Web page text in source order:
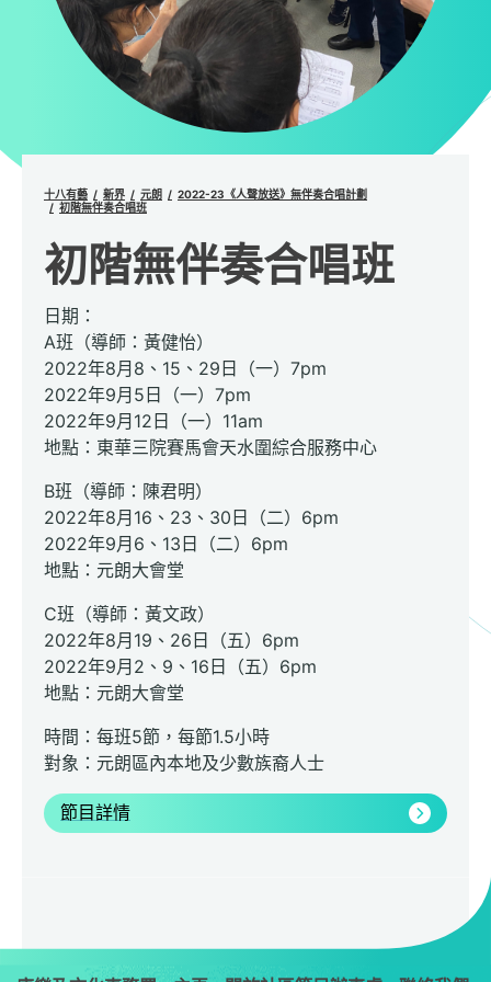
十八有藝 新界 元朗
2022-23《人聲放送》無伴奏合唱計劃
初階無伴奏合唱班
初階無伴奏合唱班
日期：
A班（導師：黃健怡）
2022年8月8、15、29日（一）7pm
2022年9月5日（一）7pm
2022年9月12日（一）11am
地點：東華三院賽馬會天水圍綜合服務中心
B班（導師：陳君明）
2022年8月16、23、30日（二）6pm
2022年9月6、13日（二）6pm
地點：元朗大會堂
C班（導師：黃文政）
2022年8月19、26日（五）6pm
2022年9月2、9、16日（五）6pm
地點：元朗大會堂
時間：每班5節，每節1.5小時
對象：元朗區內本地及少數族裔人士
節目詳情